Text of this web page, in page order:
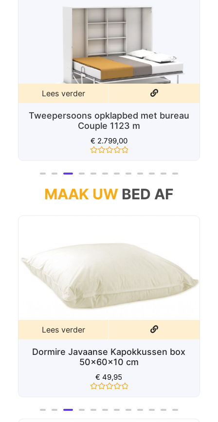
Lees verder
Tweepersoons opklapbed met bureau
Couple 1123 m
€ 2.799,00
uit
MAAK UW BED AF
Lees verder
Dormire Javaanse Kapokkussen box
50x60x10 cm
49,95
uit